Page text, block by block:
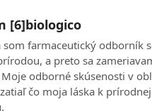
[6]biologico
farmaceutický odborník
a preto sa
odborné skúsenosti v
čo moja láska k